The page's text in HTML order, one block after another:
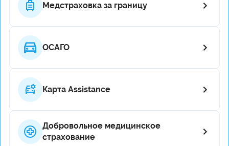
Медстраховка за границу
ОСАГО
Карта Assistance
Добровольное медицинское
страхование